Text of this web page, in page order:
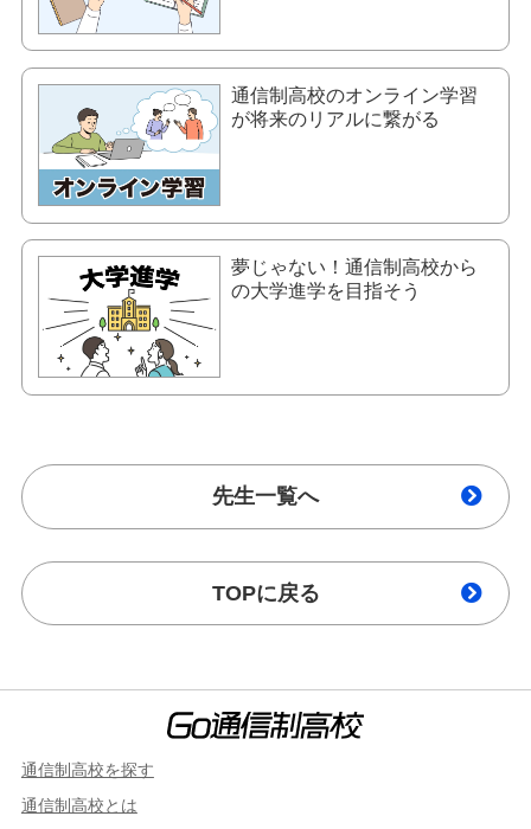
通信制高校のオンライン学習
が将来のリアルに繋がる
夢じゃない！通信制高校から
の大学進学を目指そう
先生一覧へ
TOPに戻る
通信制高校を探す
通信制高校とは